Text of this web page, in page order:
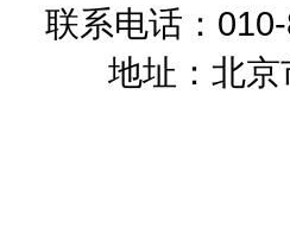
联系电话：
地址：北